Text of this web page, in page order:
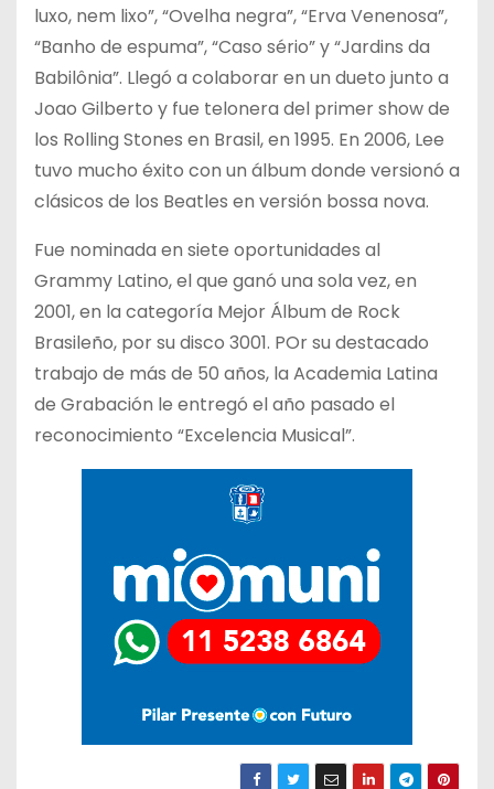
luxo, nem lixo”, “Ovelha negra”, “Erva Venenosa”,
“Banho de espuma”, “Caso sério” y “Jardins da
Babilônia”. Llegó a colaborar en un dueto junto a
Joao Gilberto y fue telonera del primer show de
los Rolling Stones en Brasil, en 1995. En 2006, Lee
tuvo mucho éxito con un álbum donde versionó a
clásicos de los Beatles en versión bossa nova.
Fue nominada en siete oportunidades al
Grammy Latino, el que ganó una sola vez, en
2001, en la categoría Mejor Álbum de Rock
Brasileño, por su disco 3001. POr su destacado
trabajo de más de 50 años, la Academia Latina
de Grabación le entregó el año pasado el
reconocimiento “Excelencia Musical”.